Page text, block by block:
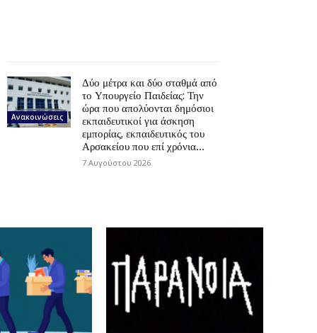
Ανακοινώσεις
Δύο μέτρα και δύο σταθμά από
το Υπουργείο Παιδείας: Την
ώρα που απολύονται δημόσιοι
εκπαιδευτικοί για άσκηση
εμπορίας, εκπαιδευτικός του
Αρσακείου που επί χρόνια...
7 Αυγούστου 2026